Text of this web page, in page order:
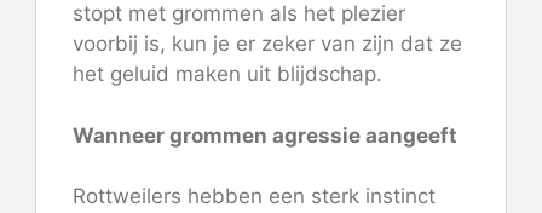
stopt met grommen als het plezier
voorbij is, kun je er zeker van zijn dat ze
het geluid maken uit blijdschap.
Wanneer grommen agressie aangeeft
Rottweilers hebben een sterk instinct